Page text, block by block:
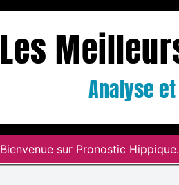
Les
Analyse
Bienvenue sur Pronostic